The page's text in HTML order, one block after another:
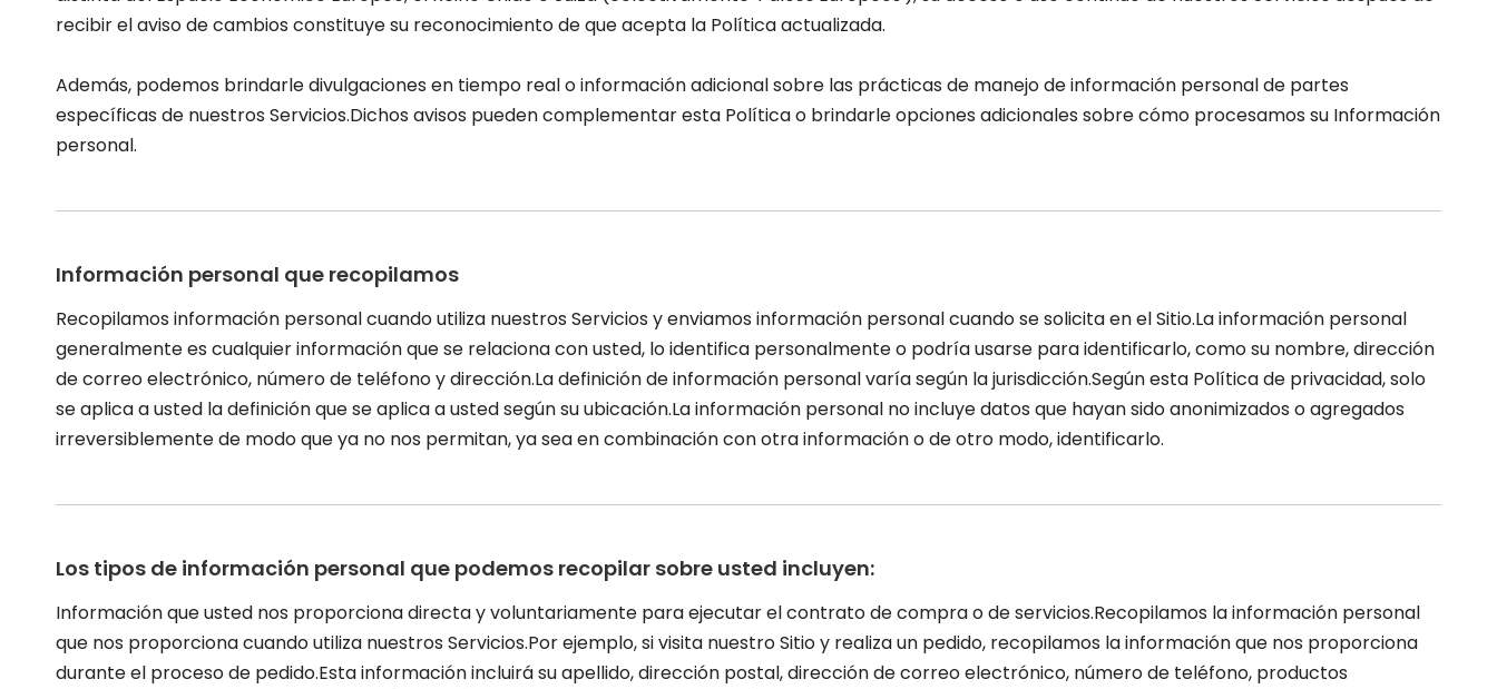
recibir el aviso de cambios constituye su reconocimiento de que acepta la Política actualizada.
Además, podemos brindarle divulgaciones en tiempo real o información adicional sobre las prácticas de manejo de información personal de partes
específicas de nuestros Servicios.Dichos avisos pueden complementar esta Política o brindarle opciones adicionales sobre cómo procesamos su Información
personal.
Información personal que recopilamos
Recopilamos información personal cuando utiliza nuestros Servicios y enviamos información personal cuando se solicita en el Sitio.La información personal
generalmente es cualquier información que se relaciona con usted, lo identifica personalmente o podría usarse para identificarlo, como su nombre, dirección
de correo electrónico, número de teléfono y dirección.La definición de información personal varía según la jurisdicción.Según esta Política de privacidad, solo
se aplica a usted la definición que se aplica a usted según su ubicación.La información personal no incluye datos que hayan sido anonimizados o agregados
irreversiblemente de modo que ya no nos permitan, ya sea en combinación con otra información o de otro modo, identificarlo.
Los tipos de información personal que podemos recopilar sobre usted incluyen:
Información que usted nos proporciona directa y voluntariamente para ejecutar el contrato de compra o de servicios.Recopilamos la información personal
que nos proporciona cuando utiliza nuestros Servicios.Por ejemplo, si visita nuestro Sitio y realiza un pedido, recopilamos la información que nos proporciona
durante el proceso de pedido.Esta información incluirá su apellido, dirección postal, dirección de correo electrónico, número de teléfono, productos